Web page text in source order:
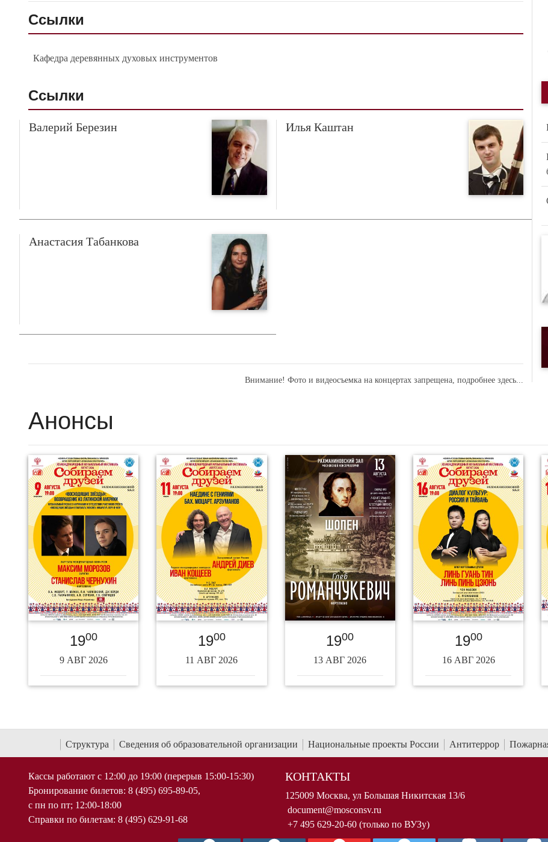
Ссылки
Кафедра деревянных духовых инструментов
Ссылки
Валерий Березин Илья Каштан
Анастасия Табанкова
Внимание! Фото и видеосъемка на концертах запрещена,подробнее здесь...
Анонсы
1900
9 АВГ 2026
1900
11 АВГ 2026
1900
13 АВГ 2026
1900
16 АВГ 2026
Структура Сведения об образовательной организации Национальные проекты России Антитеррор
Кассы работают с 12:00 до 19:00 (перерыв 15:00-15:30)
Бронирование билетов: 8 (495) 695-89-05,
с пн по пт; 12:00-18:00
Справки по билетам: 8 (495) 629-91-68
КОНТАКТЫ
125009 Москва, ул Большая Никитская 13/6
document@mosconsv.ru
+7 495 629-20-60 (только по ВУЗу)